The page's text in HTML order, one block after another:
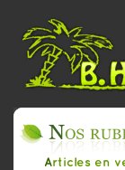
Articles en